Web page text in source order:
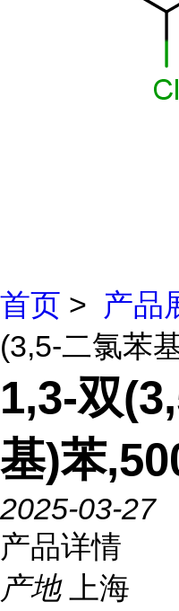
首页 > 产品
(3,5-二氯苯
1,3-双
基)苯
2025-03-27
产品详情
产地
上海